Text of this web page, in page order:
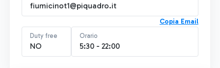
fiumicinot1@piquadro.it
Copia Email
Duty free
NO
Orario
5:30 - 22:00